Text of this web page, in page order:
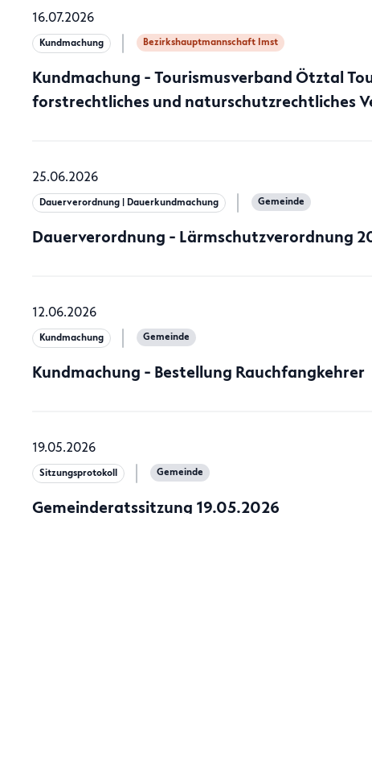
16.07.2026
Kundmachung Bezirkshauptmannschaft Imst
Kundmachung - Tourismusverband Ötztal
forstrechtliches und naturschutzrechtliches
25.06.2026
Dauerverordnung | Dauerkundmachung Gemeinde
Dauerverordnung - Lärmschutzverordnung
12.06.2026
Kundmachung Gemeinde
Kundmachung - Bestellung Rauchfangkehrer
19.05.2026
Sitzungsprotokoll Gemeinde
Gemeinderatssitzung 19.05.2026